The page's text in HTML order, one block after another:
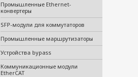
Промышленные Ethernet-
конвертеры
SFP-модули для коммутаторов
Промышленные маршрутизаторы
Устройства bypass
Коммуникационные модули
EtherCAT